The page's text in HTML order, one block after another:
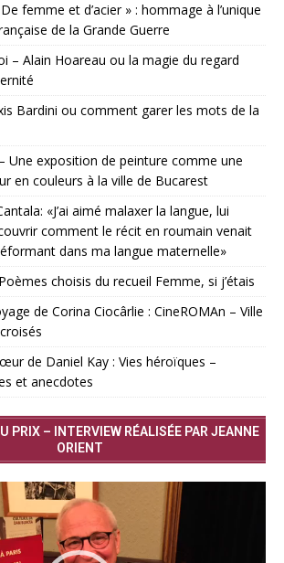
femme et d’acier » : hommage à l’unique
de la Grande Guerre
– Alain Hoareau ou la magie du regard
Bardini ou comment garer les mots de la
Une exposition de peinture comme une
en couleurs à la ville de Bucarest
«J’ai aimé malaxer la langue, lui
comment le récit en roumain venait
dans ma langue maternelle»
choisis du recueil Femme, si j’étais
de Corina Ciocârlie : CineROMAn – Ville
de Daniel Kay : Vies héroïques –
et anecdotes
PRIX – INTERVIEW RÉALISÉE PAR JEANNE
ORIENT